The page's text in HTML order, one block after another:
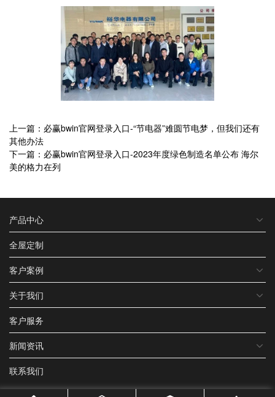
上一篇：必赢bwin官网登录入口-“节电器”难圆节电梦，但我们还有
其他办法
下一篇：必赢bwin官网登录入口-2023年度绿色制造名单公布 海尔
美的格力在列
产品中心
全屋定制
客户案例
关于我们
客户服务
新闻资讯
联系我们